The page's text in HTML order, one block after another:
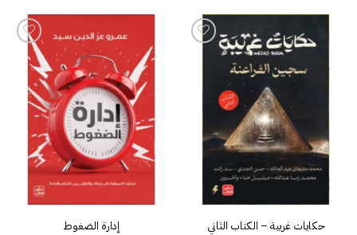
الرغبات
حكايات غريبة – الكتاب الثاني
إضافة
إلى
الرغبات
إدارة الضغوط